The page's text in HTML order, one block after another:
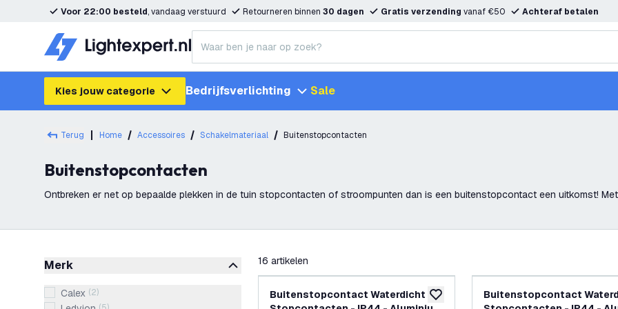
Voor 22:00 besteld, vandaag verstuurd Retourneren binnen 30 dagen Gratis verzending vanaf €50 Achteraf betalen
Kies jouw categorie Bedrijfsverlichting Sale
Terug Home Accessoires Schakelmateriaal Buitenstopcontacten
Buitenstopcontacten
Ontbreken er net op bepaalde plekken in de tuin stopcontacten of stroompunten dan is een buitenstopcontact een uitkomst!
Merk
Calex (2)
16 artikelen
toevoegen aan verlanglijst
Buitenstopcontact Waterdicht - 4
Buitenstopcontact
filteren